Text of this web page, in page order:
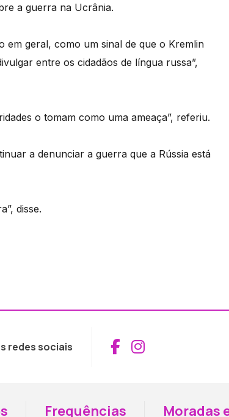
a guerra na Ucrânia.
em geral, como um sinal de que o Kremlin
entre os cidadãos de língua russa”,
o tomam como uma ameaça”, referiu.
a denunciar a guerra que a Rússia está
disse.
redes sociais Aceder ao
Aceder ao
Frequências Moradas